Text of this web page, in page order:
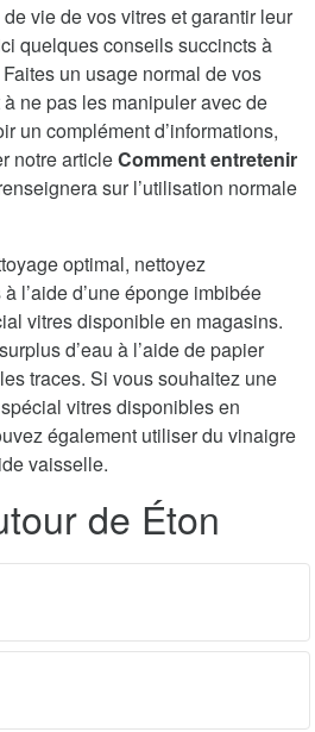
vie de vos vitres et garantir leur
quelques conseils succincts à
un usage normal de vos
ne pas les manipuler avec de
un complément d’informations,
notre articleComment entretenir
sur l’utilisation normale
optimal, nettoyez
l’aide d’une éponge imbibée
vitres disponible en magasins.
d’eau à l’aide de papier
traces. Si vous souhaitez une
vitres disponibles en
également utiliser du vinaigre
vaisselle.
de Éton